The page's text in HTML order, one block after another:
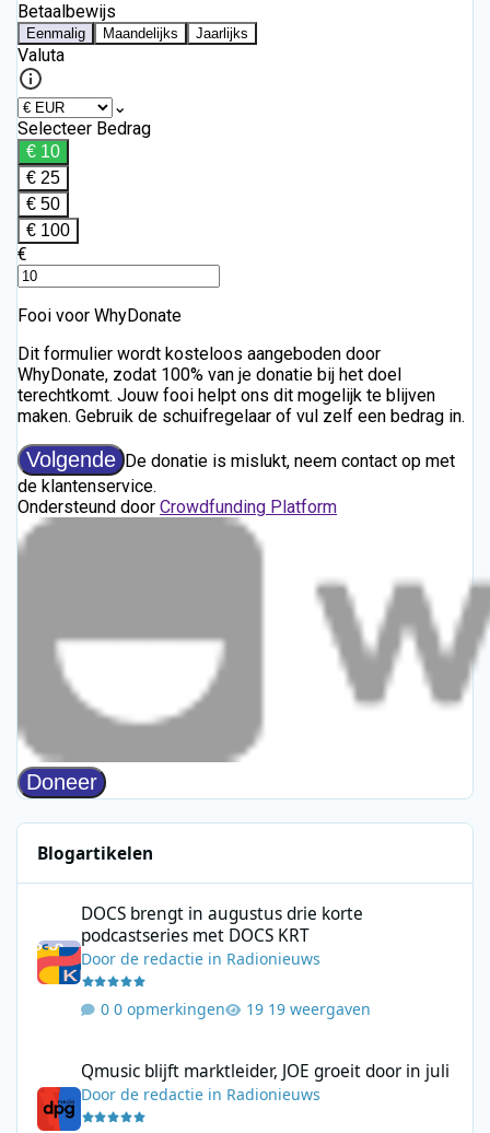
Blogartikelen
DOCS brengt in augustus drie korte
podcastseries met DOCS KRT
Doorde redactie in Radionieuws
0 opmerkingen 19 weergaven
Qmusic blijft marktleider, JOE groeit door in juli
Doorde redactie in Radionieuws